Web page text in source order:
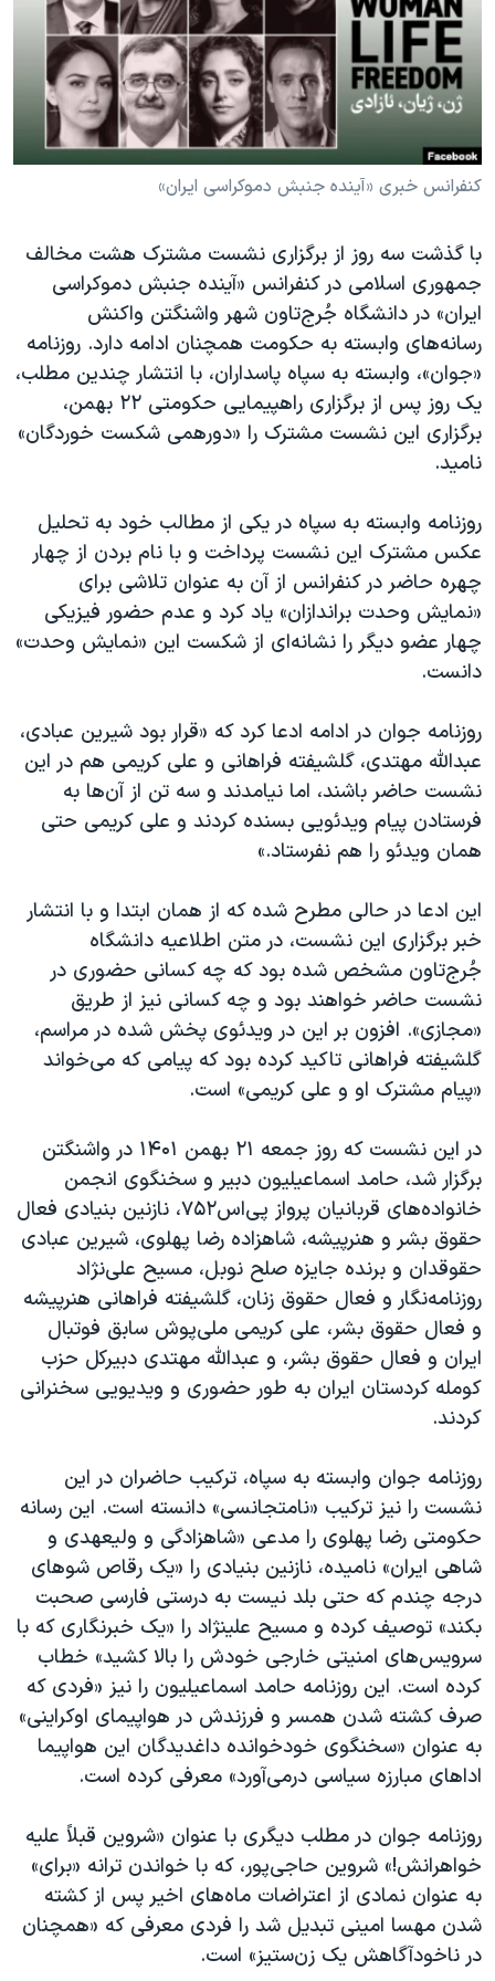
فرهنگ و زندگی
حقوق شهروندی
اقتصادی
اسرائیل در جنگ
آرشیو پخش زنده
مستندها
انتخابات ریاست جمهوری آمریکا ۲۰۲۴
حمله جمهوری اسلامی به اسرائیل
ورزش زنان در ایران
مجموعه مستندهای دادخواهی
تریبونال مردمی آبان ۹۸
دادگاه حمید نوری
چهل سال گروگان‌گیری
قانون شفافیت دارائی کادر رهبری ایران
اعتراضات مردمی آبان ۹۸
نرگس محمدی برنده جایزه نوبل صلح
همایش محافظه‌کاران آمریکا «سی‌پک»
صفحه‌های ویژه
سفر پرزیدنت ترامپ به چین
دنبال کنید
زبانهای مختلف
کنفرانس خبری «آینده جنبش دموکراسی ایران»
با گذشت سه روز از برگزاری نشست مشترک هشت مخالف
جمهوری اسلامی در کنفرانس «آینده جنبش دموکراسی
ایران» در دانشگاه جُرج‌تاون شهر واشنگتن واکنش
رسانه‌های وابسته به حکومت همچنان ادامه دارد. روزنامه
«جوان»، وابسته به سپاه پاسداران، با انتشار چندین مطلب،
یک روز پس از برگزاری راهپیمایی حکومتی ۲۲ بهمن،
برگزاری این نشست مشترک را «دورهمی شکست خوردگان»
نامید.
روزنامه وابسته به سپاه در یکی از مطالب خود به تحلیل
عکس مشترک این نشست پرداخت و با نام بردن از چهار
چهره حاضر در کنفرانس از آن به عنوان تلاشی برای
«نمایش وحدت براندازان» یاد کرد و عدم حضور فیزیکی
چهار عضو دیگر را نشانه‌ای از شکست این «نمایش وحدت»
دانست.
روزنامه جوان در ادامه ادعا کرد که «قرار بود شیرین عبادی،
عبدالله مهتدی، گلشیفته فراهانی و علی کریمی هم در این
نشست حاضر باشند، اما نیامدند و سه تن از آن‌ها به
فرستادن پیام ویدئویی بسنده کردند و علی کریمی حتی
همان ویدئو را هم نفرستاد.»
این ادعا در حالی مطرح شده که از همان ابتدا و با انتشار
خبر برگزاری این نشست، در متن اطلاعیه دانشگاه
جُرج‌تاون مشخص شده بود که چه کسانی حضوری در
نشست حاضر خواهند بود و چه کسانی نیز از طریق
«مجازی». افزون بر این در ویدئوی پخش شده در مراسم،
گلشیفته فراهانی تاکید کرده بود که پیامی که می‌خواند
«پیام مشترک او و علی کریمی» است.
در این نشست که روز جمعه ۲۱ بهمن ۱۴۰۱ در واشنگتن
برگزار شد، حامد اسماعیلیون دبیر و سخنگوی انجمن
خانواده‌های قربانیان پرواز پی‌اس۷۵۲، نازنین بنیادی فعال
حقوق بشر و هنرپیشه، شاهزاده رضا پهلوی، شیرین عبادی
حقوقدان و برنده جایزه صلح نوبل، مسیح علی‌نژاد
روزنامه‌نگار و فعال حقوق زنان، گلشیفته فراهانی هنرپیشه
و فعال حقوق بشر، علی کریمی ملی‌پوش سابق فوتبال
ایران و فعال حقوق بشر، و عبدالله مهتدی دبیرکل حزب
کومله کردستان ایران به طور حضوری و ویدیویی سخنرانی
کردند.
روزنامه جوان وابسته به سپاه، ترکیب حاضران در این
نشست را نیز ترکیب «نامتجانسی» دانسته است. این رسانه
حکومتی رضا پهلوی را مدعی «شاهزادگی و ولیعهدی و
شاهی ایران» نامیده، نازنین بنیادی را «یک رقاص شو‌های
درجه چندم که حتی بلد نیست به درستی فارسی صحبت
بکند» توصیف کرده و مسیح علینژاد را «یک خبرنگاری که با
سرویس‌های امنیتی خارجی خودش را بالا کشید» خطاب
کرده است. این روزنامه حامد اسماعیلیون را نیز «فردی که
صرف کشته شدن همسر و فرزندش در هواپیمای اوکراینی»
به عنوان «سخنگوی خودخوانده داغدیدگان این هواپیما
ادا‌های مبارزه سیاسی درمی‌آورد» معرفی کرده است.
روزنامه جوان در مطلب دیگری با عنوان «شروین قبلاً علیه
خواهرانش!» شروین حاجی‌پور، که با خواندن ترانه «برای»
به عنوان نمادی از اعتراضات ماه‌های اخیر پس از کشته
شدن مهسا امینی تبدیل شد را فردی معرفی که «همچنان
در ناخودآگاهش یک زن‌ستیز» است.